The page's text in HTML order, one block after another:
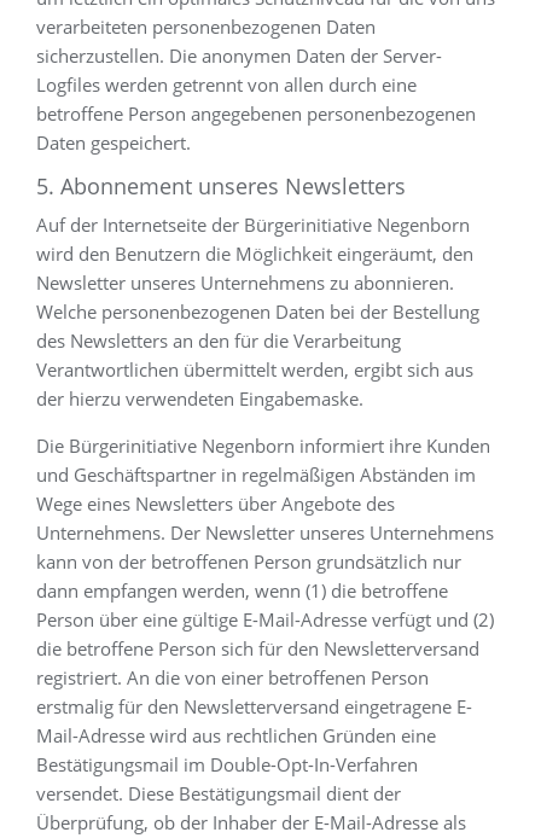
verarbeiteten personenbezogenen Daten
sicherzustellen. Die anonymen Daten der Server-
Logfiles werden getrennt von allen durch eine
betroffene Person angegebenen personenbezogenen
Daten gespeichert.
5. Abonnement unseres Newsletters
Auf der Internetseite der Bürgerinitiative Negenborn
wird den Benutzern die Möglichkeit eingeräumt, den
Newsletter unseres Unternehmens zu abonnieren.
Welche personenbezogenen Daten bei der Bestellung
des Newsletters an den für die Verarbeitung
Verantwortlichen übermittelt werden, ergibt sich aus
der hierzu verwendeten Eingabemaske.
Die Bürgerinitiative Negenborn informiert ihre Kunden
und Geschäftspartner in regelmäßigen Abständen im
Wege eines Newsletters über Angebote des
Unternehmens. Der Newsletter unseres Unternehmens
kann von der betroffenen Person grundsätzlich nur
dann empfangen werden, wenn (1) die betroffene
Person über eine gültige E-Mail-Adresse verfügt und (2)
die betroffene Person sich für den Newsletterversand
registriert. An die von einer betroffenen Person
erstmalig für den Newsletterversand eingetragene E-
Mail-Adresse wird aus rechtlichen Gründen eine
Bestätigungsmail im Double-Opt-In-Verfahren
versendet. Diese Bestätigungsmail dient der
Überprüfung, ob der Inhaber der E-Mail-Adresse als